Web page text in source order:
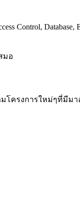
Database,
มอ
โครงการใหม่ๆที่มีมา